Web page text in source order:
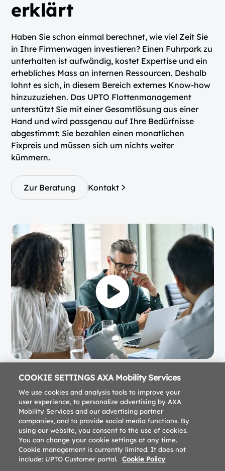
erklärt
Haben Sie schon einmal berechnet, wie viel Zeit Sie
in Ihre Firmenwagen investieren? Einen Fuhrpark zu
unterhalten ist aufwändig, kostet Expertise und ein
erhebliches Mass an internen Ressourcen. Deshalb
lohnt es sich, in diesem Bereich externes Know-how
hinzuzuziehen. Das UPTO Flottenmanagement
unterstützt Sie mit einer Gesamtlösung aus einer
Hand und wird passgenau auf Ihre Bedürfnisse
abgestimmt: Sie bezahlen einen monatlichen
Fixpreis und müssen sich um nichts weiter
kümmern.
Zur Beratung Kontakt
Impressum
COOKIE SETTINGS AXA Mobility Services
We use cookies and analysis tools to improve your
user experience, to personalize advertising by AXA
Mobility Services and our advertising partner
companies, and to provide social media functions. By
using our website, you consent to the use of cookies.
You can change your cookie settings at any time.
Cookie management is currently limited. It does not
include: UPTO Customer portal.
Cookie Policy